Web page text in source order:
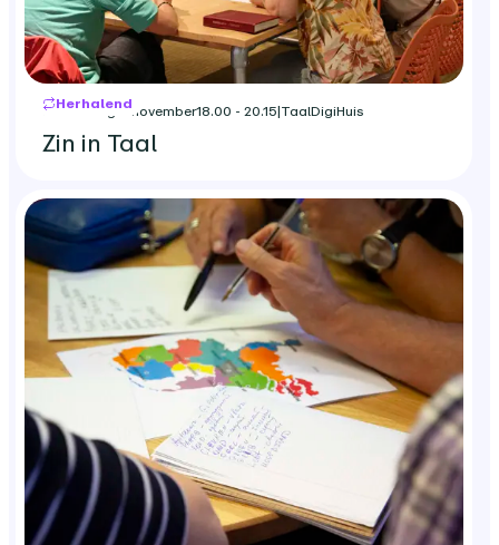
Herhalend
donderdag 5 november18.00 - 20.15|TaalDigiHuis
Zin in Taal